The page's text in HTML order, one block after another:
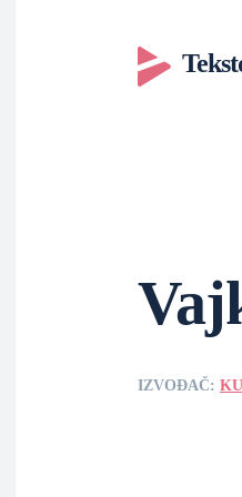
IZVOĐAČ: